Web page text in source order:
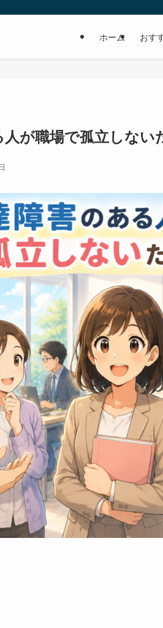
ホーム おす
が職場で孤立しない